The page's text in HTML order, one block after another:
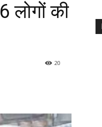
लोगों की
20